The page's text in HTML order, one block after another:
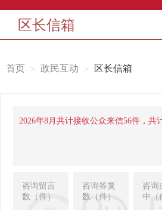
区长信箱
首页 政民互动 区长信箱
2026年8月共计接收公众来信56件，共
咨询留言
数（件）
咨询答复
数（件）
咨询
中（